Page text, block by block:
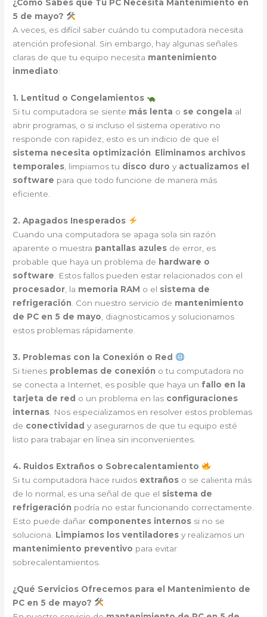
¿Cómo Sabes que Tu PC Necesita Mantenimiento en
5 de mayo?
A veces, es difícil saber cuándo tu computadora necesita
atención profesional. Sin embargo, hay algunas señales
claras de que tu equipo necesita mantenimiento
inmediato:
1. Lentitud o Congelamientos
Si tu computadora se siente más lenta o se congela al
abrir programas, o si incluso el sistema operativo no
responde con rapidez, esto es un indicio de que el
sistema necesita optimización. Eliminamos archivos
temporales, limpiamos tu disco duro y actualizamos el
software para que todo funcione de manera más
eficiente.
2. Apagados Inesperados
Cuando una computadora se apaga sola sin razón
aparente o muestra pantallas azules de error, es
probable que haya un problema de hardware o
software . Estos fallos pueden estar relacionados con el
procesador , la memoria RAM o el sistema de
refrigeración . Con nuestro servicio de mantenimiento
de PC en 5 de mayo , diagnosticamos y solucionamos
estos problemas rápidamente.
3. Problemas con la Conexión o Red
Si tienes problemas de conexión o tu computadora no
se conecta a Internet, es posible que haya un fallo en la
tarjeta de red o un problema en las configuraciones
internas . Nos especializamos en resolver estos problemas
de conectividad y asegurarnos de que tu equipo esté
listo para trabajar en línea sin inconvenientes.
4. Ruidos Extraños o Sobrecalentamiento
Si tu computadora hace ruidos extraños o se calienta más
de lo normal, es una señal de que el sistema de
refrigeración podría no estar funcionando correctamente.
Esto puede dañar componentes internos si no se
soluciona. Limpiamos los ventiladores y realizamos un
mantenimiento preventivo para evitar
sobrecalentamientos.
¿Qué Servicios Ofrecemos para el Mantenimiento de
PC en 5 de mayo?